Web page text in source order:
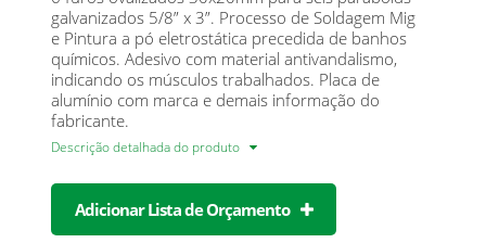
galvanizados 5/8” x 3”. Processo de Soldagem Mig
e Pintura a pó eletrostática precedida de banhos
químicos. Adesivo com material antivandalismo,
indicando os músculos trabalhados. Placa de
alumínio com marca e demais informação do
fabricante.
Descrição detalhada do produto
Adicionar Lista de Orçamento